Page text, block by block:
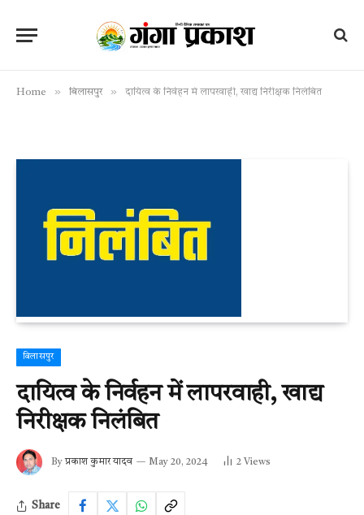
Home » बिलासपुर » दायित्व के निर्वहन में लापरवाही, खाद्य निरीक्षक निलंबित
बिलासपुर
दायित्व के निर्वहन में लापरवाही, खाद्य
निरीक्षक निलंबित
By प्रकाश कुमार यादव May 20, 2024 2 Views
Share